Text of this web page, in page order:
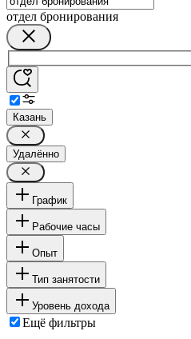
отдел бронирования
Казань
Удалённо
График
Рабочие часы
Опыт
Тип занятости
Уровень дохода
Ещё фильтры